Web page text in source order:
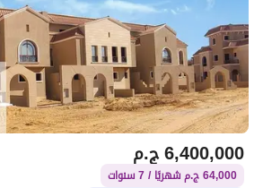
ج.م6,400,000
64,000 ج.م شهريًا / 7 سنوات